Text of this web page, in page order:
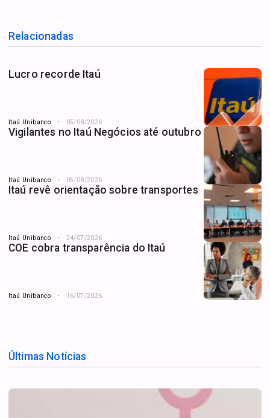
Relacionadas
Lucro recorde Itaú
Itaú Unibanco 05/08/2026
Vigilantes no Itaú Negócios até outubro
Itaú Unibanco 05/08/2026
Itaú revê orientação sobre transportes
Itaú Unibanco 24/07/2026
COE cobra transparência do Itaú
Itaú Unibanco 16/07/2026
Últimas Notícias